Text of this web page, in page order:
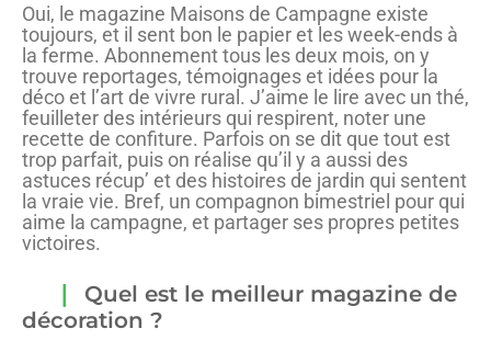
Oui, le magazine Maisons de Campagne existe
toujours, et il sent bon le papier et les week-ends à
la ferme. Abonnement tous les deux mois, on y
trouve reportages, témoignages et idées pour la
déco et l’art de vivre rural. J’aime le lire avec un thé,
feuilleter des intérieurs qui respirent, noter une
recette de confiture. Parfois on se dit que tout est
trop parfait, puis on réalise qu’il y a aussi des
astuces récup’ et des histoires de jardin qui sentent
la vraie vie. Bref, un compagnon bimestriel pour qui
aime la campagne, et partager ses propres petites
victoires.
Quel est le meilleur magazine de
décoration ?